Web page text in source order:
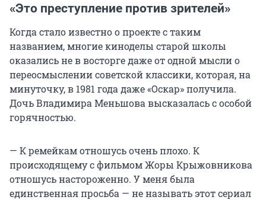
«Это преступление против зрителей»
Когда стало известно о проекте с таким
названием, многие киноделы старой школы
оказались не в восторге даже от одной мысли о
переосмыслении советской классики, которая, на
минуточку, в 1981 года даже «Оскар» получила.
Дочь Владимира Меньшова высказалась с особой
горячностью.
— К ремейкам отношусь очень плохо. К
происходящему с фильмом Жоры Крыжовникова
отношусь настороженно. У меня была
единственная просьба — не называть этот сериал